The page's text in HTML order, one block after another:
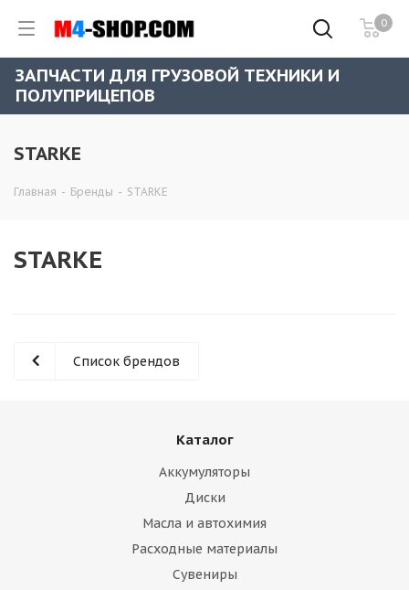
0
ЗАПЧАСТИ ДЛЯ ГРУЗОВОЙ ТЕХНИКИ И
ПОЛУПРИЦЕПОВ
STARKE
Главная - Бренды - STARKE
STARKE
Список брендов
Каталог
Аккумуляторы
Диски
Масла и автохимия
Расходные материалы
Сувениры